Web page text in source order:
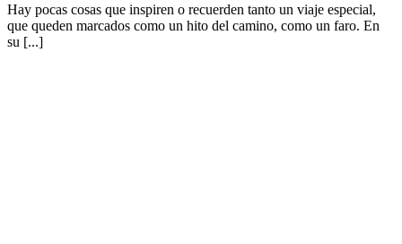
Hay pocas cosas que inspiren o recuerden tanto un viaje especial,
que queden marcados como un hito del camino, como un faro. En
su [...]